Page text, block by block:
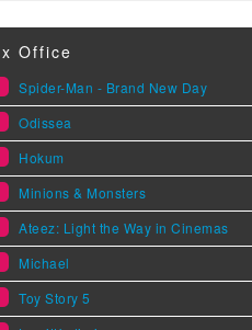
Office
Spider-Man - Brand New Day
Odissea
Hokum
Minions & Monsters
Ateez: Light the Way in Cinemas
Michael
Toy Story 5